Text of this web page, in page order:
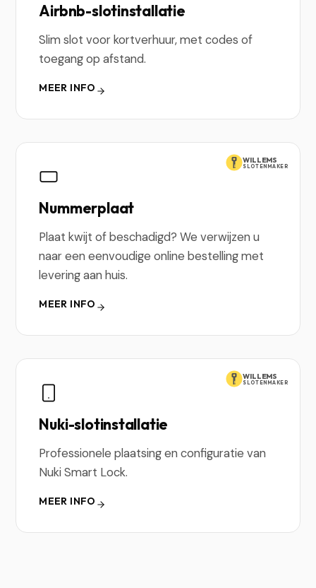
Airbnb-slotinstallatie
Slim slot voor kortverhuur, met codes of
toegang op afstand.
MEER INFO
WILLEMS
SLOTENMAKER
Nummerplaat
Plaat kwijt of beschadigd? We verwijzen u
naar een eenvoudige online bestelling met
levering aan huis.
MEER INFO
WILLEMS
SLOTENMAKER
Nuki-slotinstallatie
Professionele plaatsing en configuratie van
Nuki Smart Lock.
MEER INFO